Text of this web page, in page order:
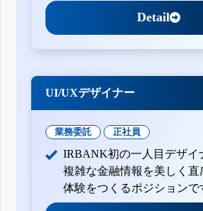
Detail
UI/UXデザイナー
業務委託 正社員
IRBANK初の一人目デザイ
複雑な金融情報を美しく直
体験をつくるポジションで